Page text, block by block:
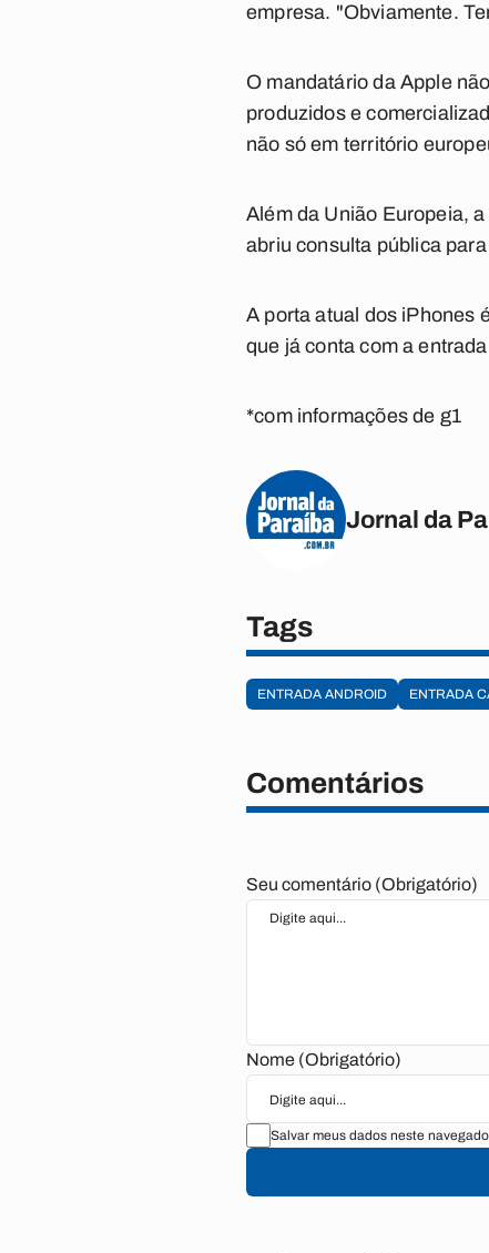
empresa. "Obviamente.
O mandatário da Apple
produzidos e
não só em território
Além da União Europeia,
abriu consulta pública
A porta atual dos iPhones
que já conta com a
*com informações de g1
Jornal da
Tags
ENTRADA ANDROID ENTRADA
Comentários
Seu comentário (Obrigatório)
Nome (Obrigatório)
Salvar meus dados neste